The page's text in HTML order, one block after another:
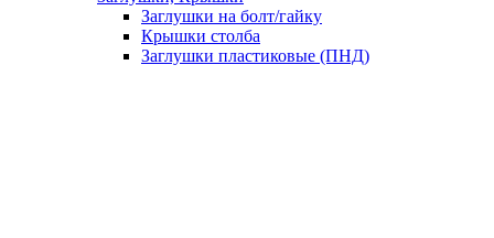
Заглушки на болт/гайку
Крышки столба
Заглушки пластиковые (ПНД)